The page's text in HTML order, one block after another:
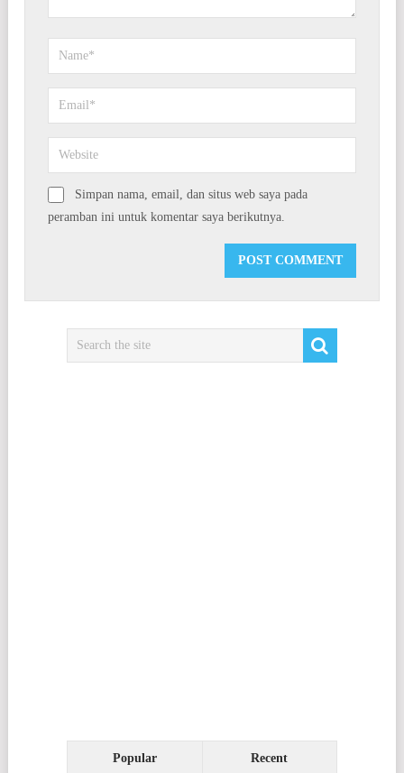
Simpan nama, email, dan situs web saya pada
peramban ini untuk komentar saya berikutnya.
Popular Recent